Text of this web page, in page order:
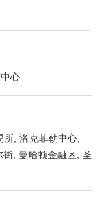
心
所, 洛克菲勒中心,
, 曼哈顿金融区, 圣